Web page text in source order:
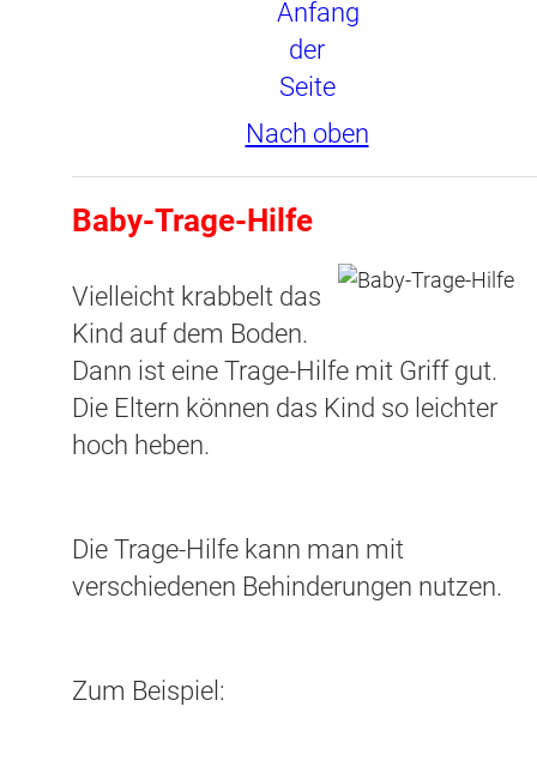
Nach oben
Baby-Trage-Hilfe
Vielleicht krabbelt das
Kind auf dem Boden.
Dann ist eine Trage-Hilfe mit Griff gut.
Die Eltern können das Kind so leichter
hoch heben.
Die Trage-Hilfe kann man mit
verschiedenen Behinderungen nutzen.
Zum Beispiel: